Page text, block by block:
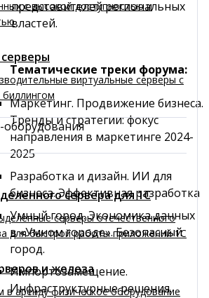
с высокой доступностью и
виртуальные серверы c
сервера для 1C
серверы отечественного
для быстрой работы приложений 1С
и железа
в аренду физическое оборудование
представителей региональных
властей.
Тематические треки форума:
Маркетинг. Продвижение бизнеса.
Тренды и стратегии: фокус
направления в маркетинге 2024-
2025
Разработка и дизайн. ИИ для
бизнеса. Эффективная разработка
Умный город. Экономика данных
в «Умном городе». Безопасный
город.
Импортозамещение.
Инфраструктурные решения.